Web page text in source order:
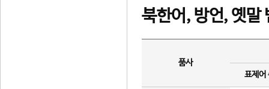
북한어, 방언, 옛말
품사
표제어